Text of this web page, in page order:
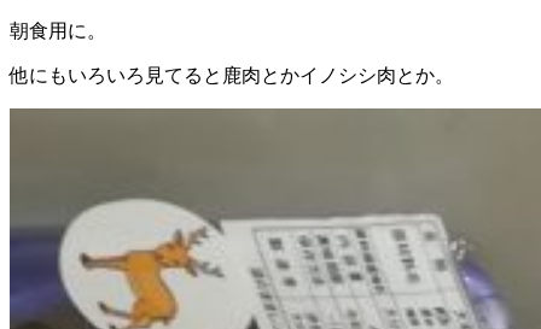
朝食用に。
他にもいろいろ見てると鹿肉とかイノシシ肉とか。